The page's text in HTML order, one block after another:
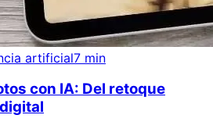
artificial7 min
con IA: Del retoque